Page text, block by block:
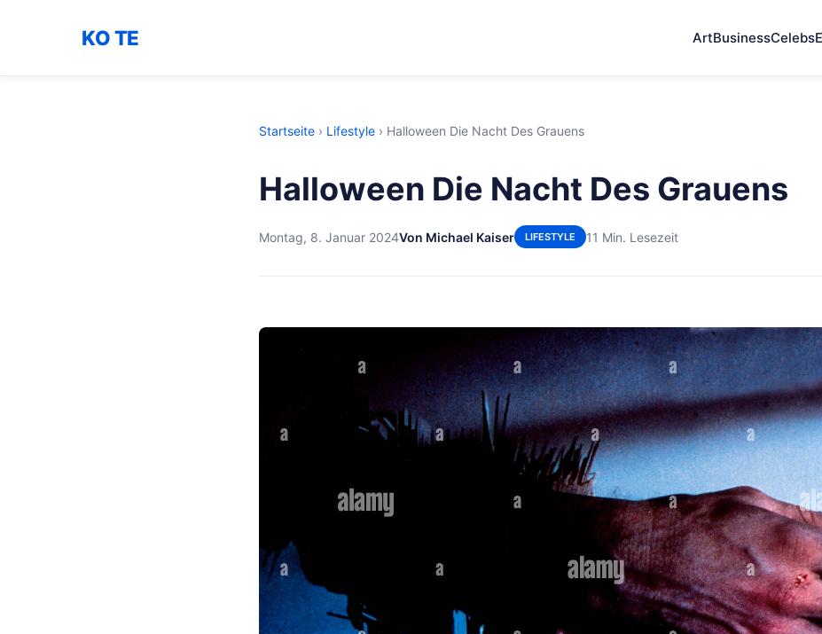
KO TE ArtBusinessCelebs
Startseite › Lifestyle › Halloween Die Nacht Des Grauens
Halloween Die Nacht Des Grauens
Montag, 8. Januar 2024Von Michael Kaiser LIFESTYLE 11 Min. Lesezeit